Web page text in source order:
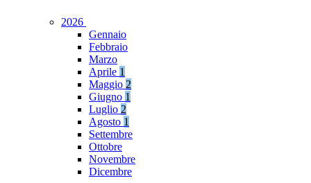
2026
Gennaio
Febbraio
Marzo
Aprile 1
Maggio 2
Giugno 1
Luglio 2
Agosto 1
Settembre
Ottobre
Novembre
Dicembre